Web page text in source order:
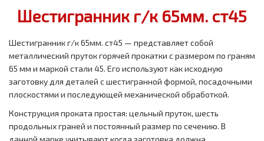
Шестигранник г/к 65мм. ст45
Шестигранник г/к 65мм. ст45 — представляет собой
металлический пруток горячей прокатки с размером по граням
65 мм и маркой стали 45. Его используют как исходную
заготовку для деталей с шестигранной формой, посадочными
плоскостями и последующей механической обработкой.
Конструкция проката простая: цельный пруток, шесть
продольных граней и постоянный размер по сечению. В